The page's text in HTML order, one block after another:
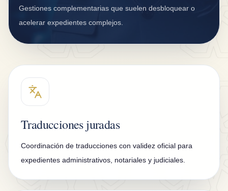
g
u
D
K
V
l
Gestiones complementarias que suelen desbloquear o
acelerar expedientes complejos.
Traducciones juradas
Coordinación de traducciones con validez oficial para
expedientes administrativos, notariales y judiciales.